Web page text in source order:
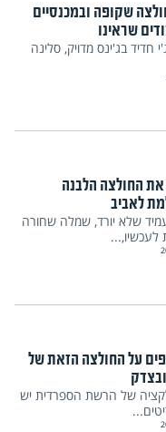
שקופה ובמכנסיים
שראינו
חדיד בג'ינס מדויק, סלינה
החולצה הלבנה
לאביב
שלא יורד, שמלה שחורה
לעכשיו,...
על החולצה הזאת של
של הרשת הספרדית יש